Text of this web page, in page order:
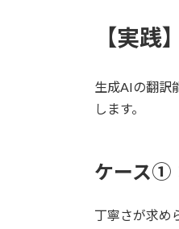
【実
生成AIの翻訳
します。
ケース①
丁寧さが求め